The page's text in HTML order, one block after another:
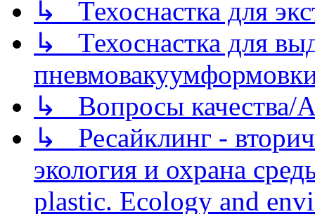
↳ Техоснастка для
↳ Техоснастка для
↳ Вопросы качества/
↳ Ресайклинг -
экология и охрана
plastic. Ecology and